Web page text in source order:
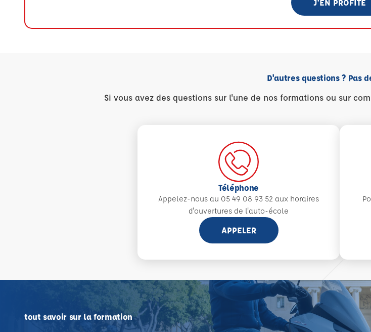
J'EN PROFITE
D'autres questions ? Pas
Si vous avez des questions sur l'une de nos formations ou sur
Téléphone
Appelez-nous au 05 49 08 93 52 aux horaires
d'ouvertures de l'auto-école
APPELER
tout savoir sur la formation